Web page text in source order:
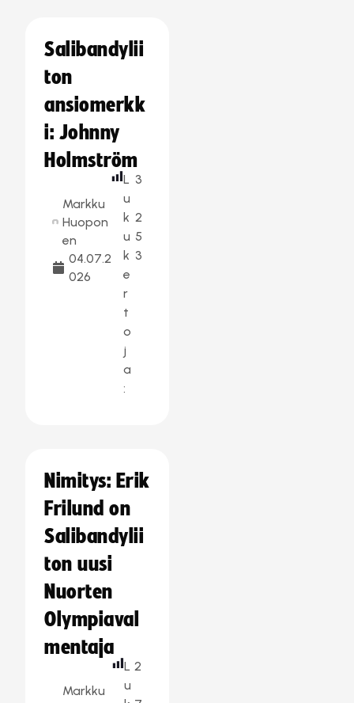
Salibandylii
ton
ansiomerkk
i: Johnny
Holmström
Markku
Huopon
en
04.07.2
026
L
u
k
u
k
e
r
t
o
j
a
:
3
2
5
3
Nimitys: Erik
Frilund on
Salibandylii
ton uusi
Nuorten
Olympiaval
mentaja
Markku
L
u
2